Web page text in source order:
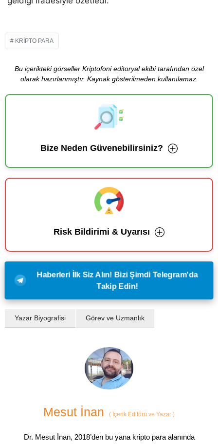
KRIPTO PARA
Bu içerikteki görseller Kriptofoni editoryal ekibi tarafından özel
olarak hazırlanmıştır. Kaynak gösterilmeden kullanılamaz.
Bize Neden Güvenebilirsiniz?
Risk Bildirimi & Uyarısı
Haberleri İlk Siz Alın! Bizi Şimdi Telegram'da
Takip Edin!
Yazar Biyografisi Görev ve Uzmanlık
Mesut İnan ( İçerik Editörü ve Yazar )
Dr. Mesut İnan, 2018’den bu yana kripto para alanında